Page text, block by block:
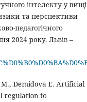
інтелекту у
та перспективи
педагогічного
2024 року. Львів –
Demidova E. Artificial
regulation to